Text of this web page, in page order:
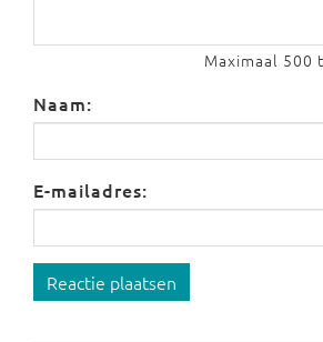
Maximaal 500
Naam:
E-mailadres:
Reactie plaatsen